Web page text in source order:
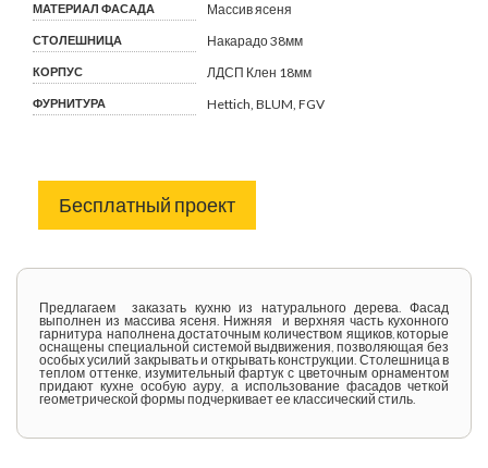
МАТЕРИАЛ ФАСАДА Массив ясеня
СТОЛЕШНИЦА Накарадо 38мм
КОРПУС ЛДСП Клен 18мм
ФУРНИТУРА Hettich, BLUM, FGV
Бесплатный проект
Предлагаем заказать кухню из натурального дерева. Фасад
выполнен из массива ясеня. Нижняя и верхняя часть кухонного
гарнитура наполнена достаточным количеством ящиков, которые
оснащены специальной системой выдвижения, позволяющая без
особых усилий закрывать и открывать конструкции. Столешница в
теплом оттенке, изумительный фартук с цветочным орнаментом
придают кухне особую ауру, а использование фасадов четкой
геометрической формы подчеркивает ее классический стиль.